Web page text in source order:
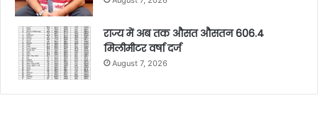
राज्य में अब तक औसत औसतन 606.4
मिलीमीटर वर्षा दर्ज
August 7, 2026